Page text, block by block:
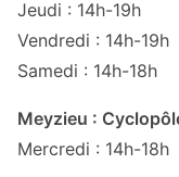
Jeudi : 14h-19h
Vendredi : 14h-19h
Samedi : 14h-18h
Meyzieu :
Mercredi : 14h-18h